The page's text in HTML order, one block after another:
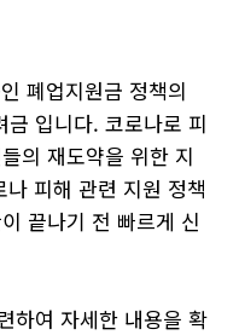
폐업지원금 정책의
금 입니다. 코로나로 피
의 재도약을 위한 지
피해 관련 지원 정책
끝나기 전 빠르게 신
하여 자세한 내용을 확